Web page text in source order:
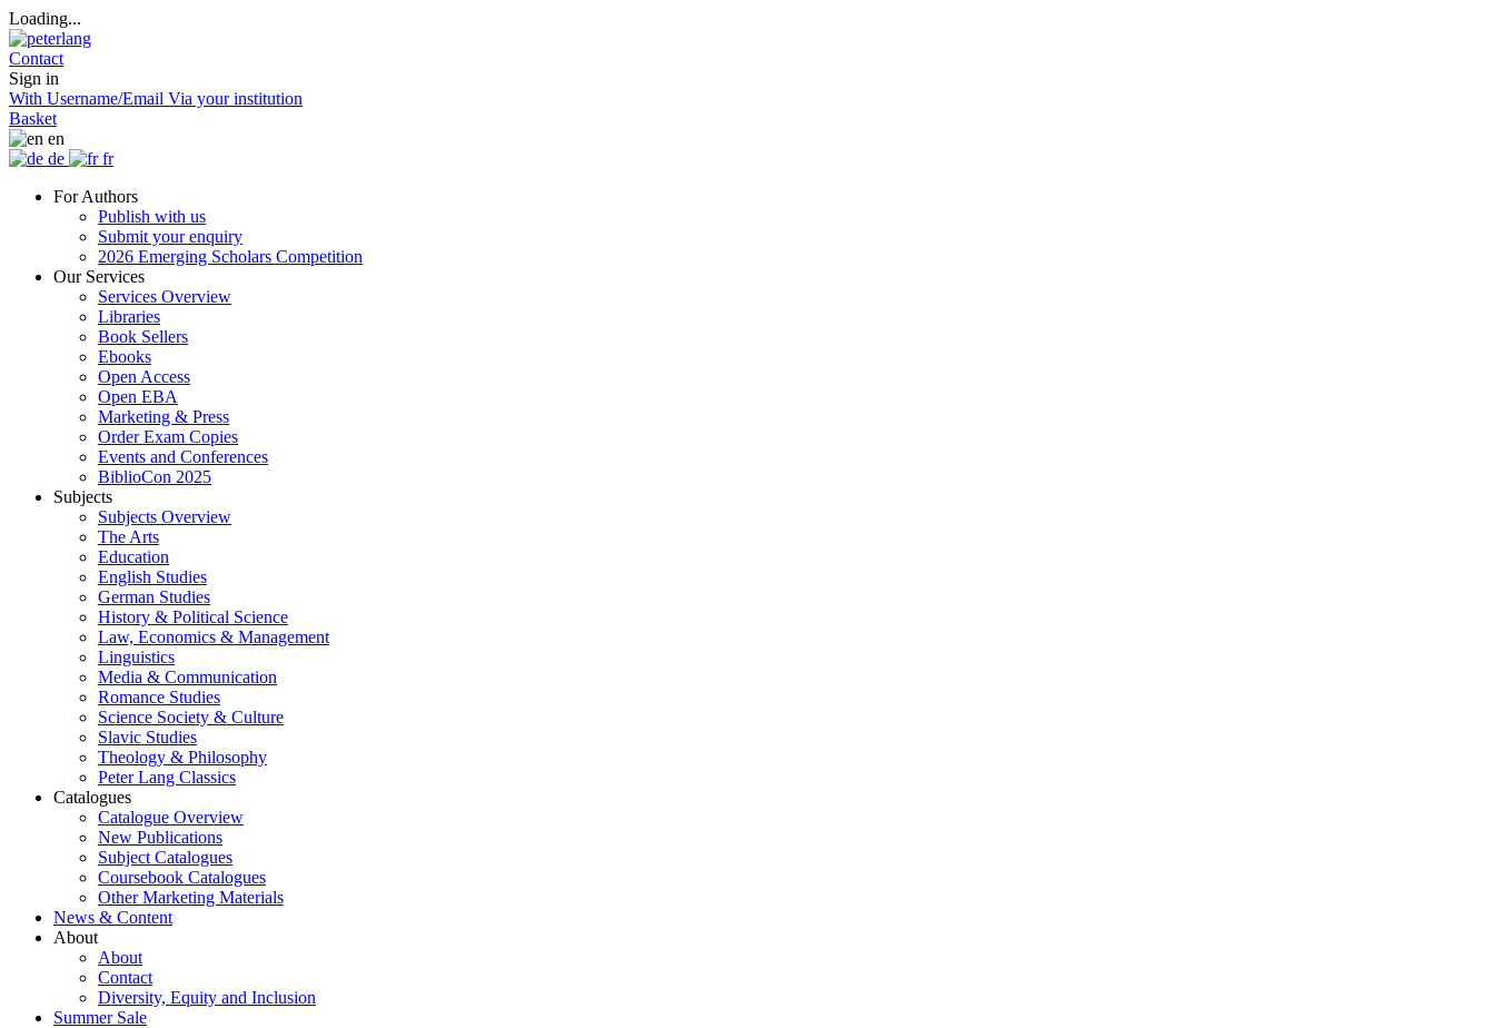
Loading...
Contact
Sign in
With Username/Email Via your institution
Basket
en
de
fr
For Authors
Publish with us
Submit your enquiry
2026 Emerging Scholars Competition
Our Services
Services Overview
Libraries
Book Sellers
Ebooks
Open Access
Open EBA
Marketing & Press
Order Exam Copies
Events and Conferences
BiblioCon 2025
Subjects
Subjects Overview
The Arts
Education
English Studies
German Studies
History & Political Science
Law, Economics & Management
Linguistics
Media & Communication
Romance Studies
Science Society & Culture
Slavic Studies
Theology & Philosophy
Peter Lang Classics
Catalogues
Catalogue Overview
New Publications
Subject Catalogues
Coursebook Catalogues
Other Marketing Materials
News & Content
About
About
Contact
Diversity, Equity and Inclusion
Summer Sale